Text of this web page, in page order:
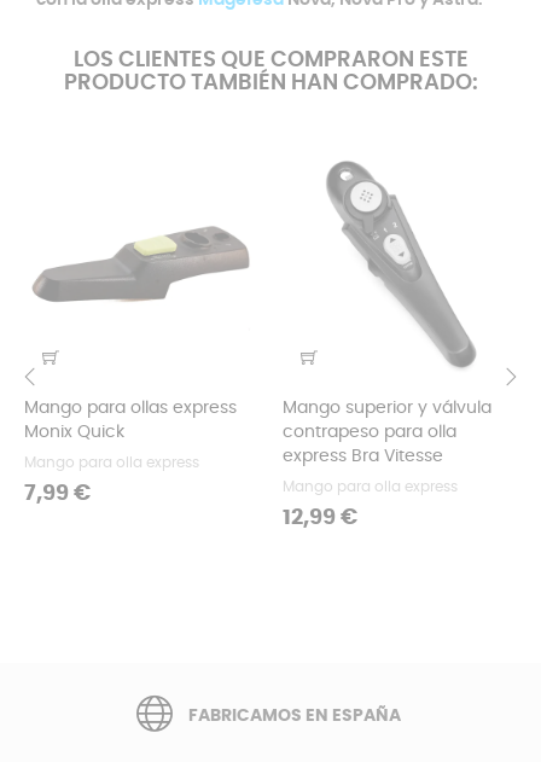
LOS CLIENTES QUE COMPRARON ESTE
PRODUCTO TAMBIÉN HAN COMPRADO:
Mango para ollas express
Monix Quick
Mango para olla express
Precio
7,99 €
Mango superior y válvula
contrapeso para olla
express Bra Vitesse
Mango para olla express
Precio
12,99 €
‹
FABRICAMOS EN ESPAÑA